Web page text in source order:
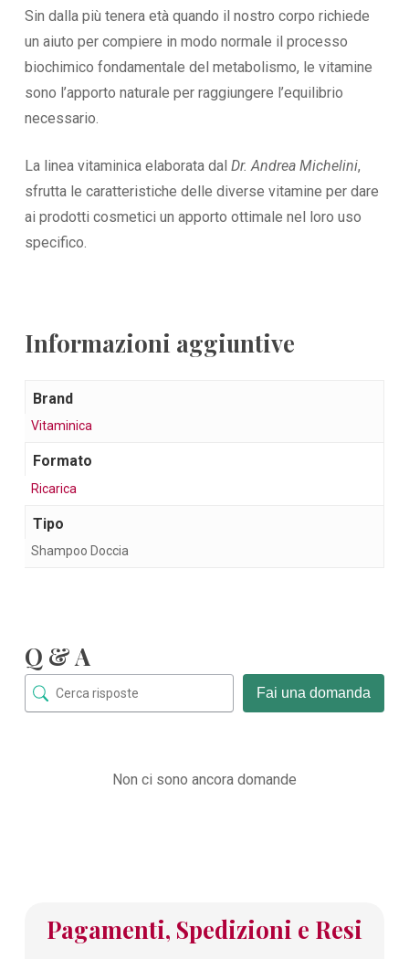
Sin dalla più tenera età quando il nostro corpo richiede
un aiuto per compiere in modo normale il processo
biochimico fondamentale del metabolismo, le vitamine
sono l’apporto naturale per raggiungere l’equilibrio
necessario.
La linea vitaminica elaborata dal Dr. Andrea Michelini,
sfrutta le caratteristiche delle diverse vitamine per dare
ai prodotti cosmetici un apporto ottimale nel loro uso
specifico.
Informazioni aggiuntive
Brand
Vitaminica
Formato
Ricarica
Tipo
Shampoo Doccia
Q & A
Fai una domanda
Non ci sono ancora domande
Pagamenti, Spedizioni e Resi